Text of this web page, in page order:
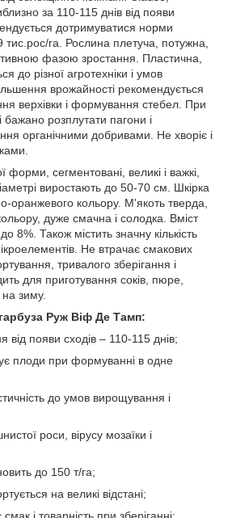
за 110-115 днів від появи
дотримуватися норми
га. Рослина плетуча, потужна,
фазою зростання. Пластична,
до різної агротехніки і умов
врожайності рекомендується
верхівки і формування стебел. При
розплутати пагони і
органічними добривами. Не хворіє і
форми, сегментовані, великі і важкі,
виростають до 50-70 см. Шкірка
оранжевого кольору. М'якоть тверда,
дуже смачна і солодка. Вміст
8%. Також містить значну кількість
Не втрачає смакових
тривалого зберігання і
для приготування соків, пюре,
на зиму.
Руж Віф Де Тамп:
від появи сходів – 110-115 днів;
плоди при формуванні в одне
до умов вирощування і
роси, вірусу мозаїки і
до 150 т/га;
на великі відстані;
і товарність при зберіганні;